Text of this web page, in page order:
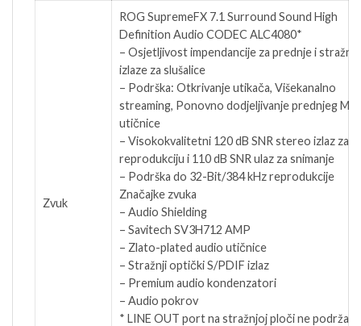
Zvuk
ROG SupremeFX 7.1 Surround Sound High
Definition Audio CODEC ALC4080*
– Osjetljivost impendancije za prednje i stražnje
izlaze za slušalice
– Podrška: Otkrivanje utikača, Višekanalno
streaming, Ponovno dodjeljivanje prednjeg MIC
utičnice
– Visokokvalitetni 120 dB SNR stereo izlaz za
reprodukciju i 110 dB SNR ulaz za snimanje
– Podrška do 32-Bit/384 kHz reprodukcije
Značajke zvuka
– Audio Shielding
– Savitech SV3H712 AMP
– Zlato-plated audio utičnice
– Stražnji optički S/PDIF izlaz
– Premium audio kondenzatori
– Audio pokrov
* LINE OUT port na stražnjoj ploči ne podržava